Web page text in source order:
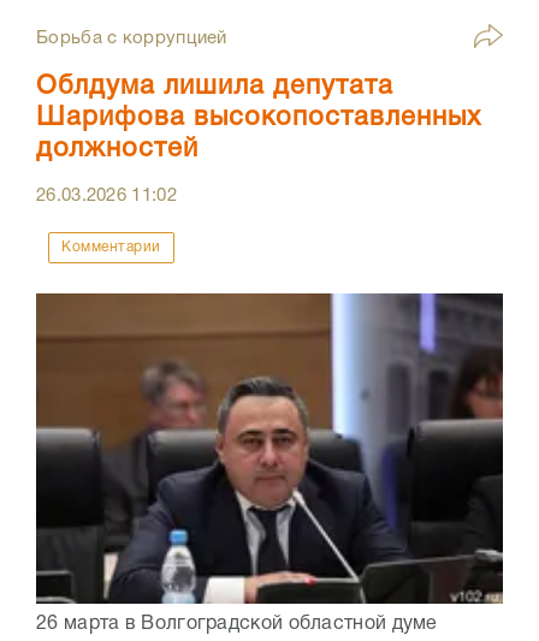
Борьба с коррупцией
Облдума лишила депутата
Шарифова высокопоставленных
должностей
26.03.2026 11:02
Комментарии
26 марта в Волгоградской областной думе